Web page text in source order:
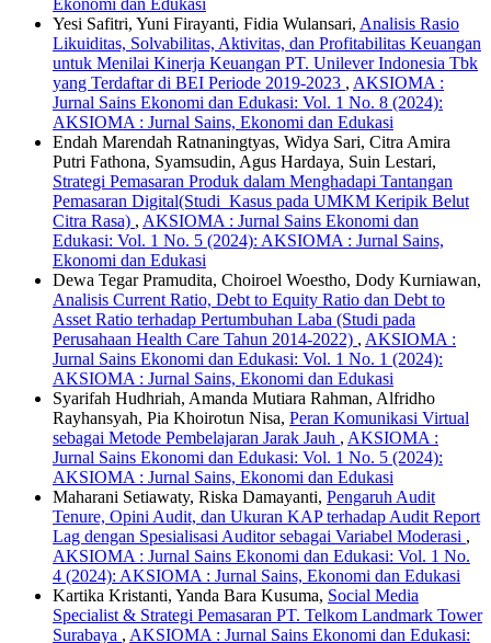
Yesi Safitri, Yuni Firayanti, Fidia Wulansari, Analisis Rasio
Likuiditas, Solvabilitas, Aktivitas, dan Profitabilitas Keuangan
untuk Menilai Kinerja Keuangan PT. Unilever Indonesia Tbk
yang Terdaftar di BEI Periode 2019-2023 , AKSIOMA :
Jurnal Sains Ekonomi dan Edukasi: Vol. 1 No. 8 (2024):
AKSIOMA : Jurnal Sains, Ekonomi dan Edukasi
Endah Marendah Ratnaningtyas, Widya Sari, Citra Amira
Putri Fathona, Syamsudin, Agus Hardaya, Suin Lestari,
Strategi Pemasaran Produk dalam Menghadapi Tantangan
Pemasaran Digital(Studi Kasus pada UMKM Keripik Belut
Citra Rasa) , AKSIOMA : Jurnal Sains Ekonomi dan
Edukasi: Vol. 1 No. 5 (2024): AKSIOMA : Jurnal Sains,
Ekonomi dan Edukasi
Dewa Tegar Pramudita, Choiroel Woestho, Dody Kurniawan,
Analisis Current Ratio, Debt to Equity Ratio dan Debt to
Asset Ratio terhadap Pertumbuhan Laba (Studi pada
Perusahaan Health Care Tahun 2014-2022) , AKSIOMA :
Jurnal Sains Ekonomi dan Edukasi: Vol. 1 No. 1 (2024):
AKSIOMA : Jurnal Sains, Ekonomi dan Edukasi
Syarifah Hudhriah, Amanda Mutiara Rahman, Alfridho
Rayhansyah, Pia Khoirotun Nisa, Peran Komunikasi Virtual
sebagai Metode Pembelajaran Jarak Jauh , AKSIOMA :
Jurnal Sains Ekonomi dan Edukasi: Vol. 1 No. 5 (2024):
AKSIOMA : Jurnal Sains, Ekonomi dan Edukasi
Maharani Setiawaty, Riska Damayanti, Pengaruh Audit
Tenure, Opini Audit, dan Ukuran KAP terhadap Audit Report
Lag dengan Spesialisasi Auditor sebagai Variabel Moderasi ,
AKSIOMA : Jurnal Sains Ekonomi dan Edukasi: Vol. 1 No.
4 (2024): AKSIOMA : Jurnal Sains, Ekonomi dan Edukasi
Kartika Kristanti, Yanda Bara Kusuma, Social Media
Specialist & Strategi Pemasaran PT. Telkom Landmark Tower
Surabaya , AKSIOMA : Jurnal Sains Ekonomi dan Edukasi: